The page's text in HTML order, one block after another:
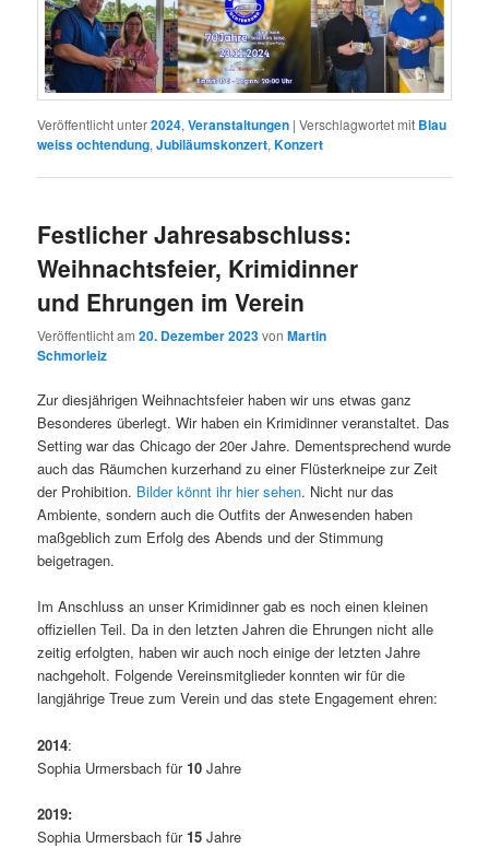
Veröffentlicht unter2024,Veranstaltungen |Verschlagwortet mit Blau
weiss ochtendung,Jubiläumskonzert,Konzert
Festlicher Jahresabschluss:
Weihnachtsfeier, Krimidinner
und Ehrungen im Verein
Veröffentlicht am20. Dezember 2023vonMartin
Schmorleiz
Zur diesjährigen Weihnachtsfeier haben wir uns etwas ganz
Besonderes überlegt. Wir haben ein Krimidinner veranstaltet. Das
Setting war das Chicago der 20er Jahre. Dementsprechend wurde
auch das Räumchen kurzerhand zu einer Flüsterkneipe zur Zeit
der Prohibition. Bilder könnt ihr hier sehen. Nicht nur das
Ambiente, sondern auch die Outfits der Anwesenden haben
maßgeblich zum Erfolg des Abends und der Stimmung
beigetragen.
Im Anschluss an unser Krimidinner gab es noch einen kleinen
offiziellen Teil. Da in den letzten Jahren die Ehrungen nicht alle
zeitig erfolgten, haben wir auch noch einige der letzten Jahre
nachgeholt. Folgende Vereinsmitglieder konnten wir für die
langjährige Treue zum Verein und das stete Engagement ehren:
2014:
Sophia Urmersbach für10 Jahre
2019:
Sophia Urmersbach für15Jahre